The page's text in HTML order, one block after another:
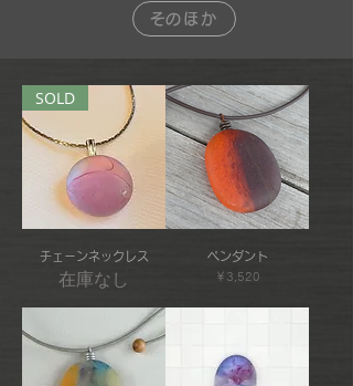
​そのほか
SOLD
チェーンネックレス
在庫なし
ペンダント
価格
￥3,520